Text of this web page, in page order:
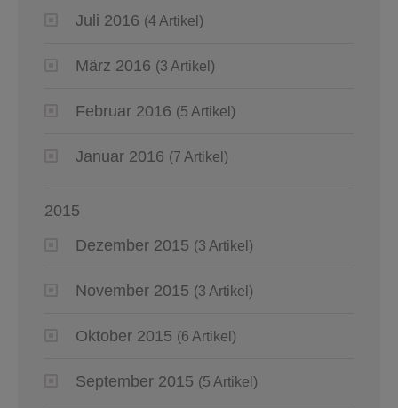
Juli 2016 (4 Artikel)
März 2016 (3 Artikel)
Februar 2016 (5 Artikel)
Januar 2016 (7 Artikel)
2015
Dezember 2015 (3 Artikel)
November 2015 (3 Artikel)
Oktober 2015 (6 Artikel)
September 2015 (5 Artikel)